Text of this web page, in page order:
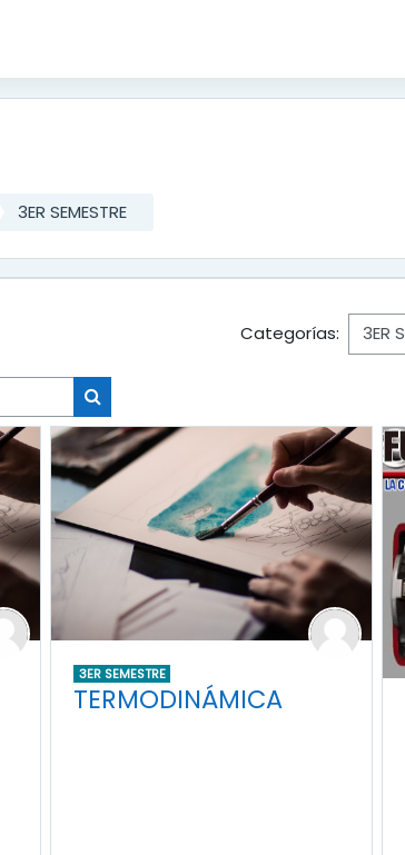
3ER SEMESTRE
Categorías:
Buscar cursos
3ER SEMESTRE
TERMODINÁMICA